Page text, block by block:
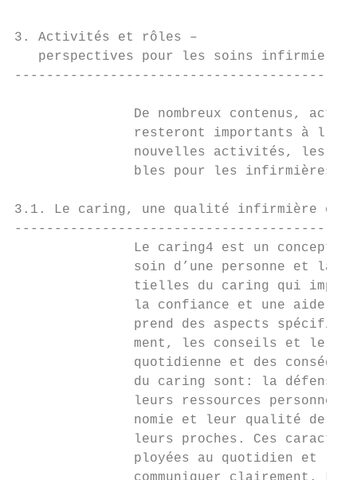
3. Activités et rôles –
   perspectives pour les soins infirmiers
De nombreux contenus,
resteront importants à
nouvelles activités, les
bles pour les infirmières
3.1. Le caring, une qualité infirmière
Le caring4 est un concept
soin d’une personne et la
tielles du caring qui
la confiance et une aide
prend des aspects
ment, les conseils et le
quotidienne et des
du caring sont: la défense
leurs ressources
nomie et leur qualité de
leurs proches. Ces
ployées au quotidien et